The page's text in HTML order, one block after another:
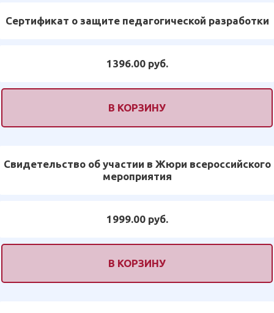
Сертификат о защите педагогической разработки
1396.00 руб.
В КОРЗИНУ
Свидетельство об участии в Жюри всероссийского
мероприятия
1999.00 руб.
В КОРЗИНУ